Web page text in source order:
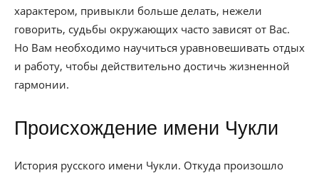
характером, привыкли больше делать, нежели
говорить, судьбы окружающих часто зависят от Вас.
Но Вам необходимо научиться уравновешивать отдых
и работу, чтобы действительно достичь жизненной
гармонии.
Происхождение имени Чукли
История русского имени Чукли. Откуда произошло